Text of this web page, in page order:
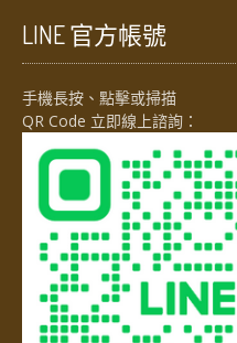
LINE 官方帳號
手機長按、點擊或掃描
QR Code 立即線上諮詢：